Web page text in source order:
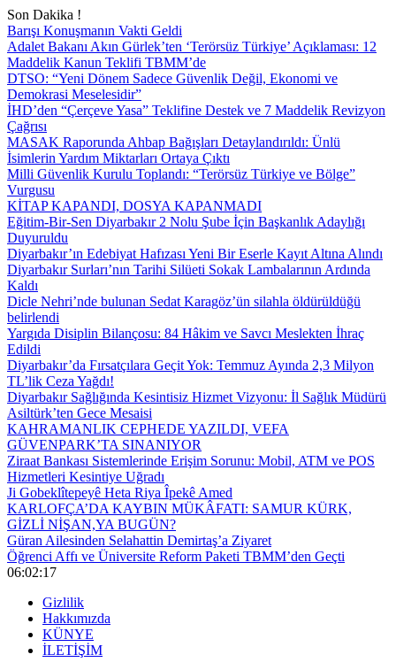
Son Dakika !
Barışı Konuşmanın Vakti Geldi
Adalet Bakanı Akın Gürlek’ten ‘Terörsüz Türkiye’ Açıklaması: 12
Maddelik Kanun Teklifi TBMM’de
DTSO: “Yeni Dönem Sadece Güvenlik Değil, Ekonomi ve
Demokrasi Meselesidir”
İHD’den “Çerçeve Yasa” Teklifine Destek ve 7 Maddelik Revizyon
Çağrısı
MASAK Raporunda Ahbap Bağışları Detaylandırıldı: Ünlü
İsimlerin Yardım Miktarları Ortaya Çıktı
Milli Güvenlik Kurulu Toplandı: “Terörsüz Türkiye ve Bölge”
Vurgusu
KİTAP KAPANDI, DOSYA KAPANMADI
Eğitim-Bir-Sen Diyarbakır 2 Nolu Şube İçin Başkanlık Adaylığı
Duyuruldu
Diyarbakır’ın Edebiyat Hafızası Yeni Bir Eserle Kayıt Altına Alındı
Diyarbakır Surları’nın Tarihi Silüeti Sokak Lambalarının Ardında
Kaldı
Dicle Nehri’nde bulunan Sedat Karagöz’ün silahla öldürüldüğü
belirlendi
Yargıda Disiplin Bilançosu: 84 Hâkim ve Savcı Meslekten İhraç
Edildi
Diyarbakır’da Fırsatçılara Geçit Yok: Temmuz Ayında 2,3 Milyon
TL’lik Ceza Yağdı!
Diyarbakır Sağlığında Kesintisiz Hizmet Vizyonu: İl Sağlık Müdürü
Asiltürk’ten Gece Mesaisi
KAHRAMANLIK CEPHEDE YAZILDI, VEFA
GÜVENPARK’TA SINANIYOR
Ziraat Bankası Sistemlerinde Erişim Sorunu: Mobil, ATM ve POS
Hizmetleri Kesintiye Uğradı
Ji Gobeklîtepeyê Heta Riya Îpekê Amed
KARLOFÇA’DA KAYBIN MÜKÂFATI: SAMUR KÜRK,
GİZLİ NİŞAN,YA BUGÜN?
Güran Ailesinden Selahattin Demirtaş’a Ziyaret
Öğrenci Affı ve Üniversite Reform Paketi TBMM’den Geçti
06:02:17
Gizlilik
Hakkımızda
KÜNYE
İLETİŞİM